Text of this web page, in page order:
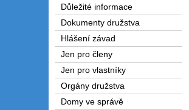
Důležité informace
Dokumenty družstva
Hlášení závad
Jen pro členy
Jen pro vlastníky
Orgány družstva
Domy ve správě